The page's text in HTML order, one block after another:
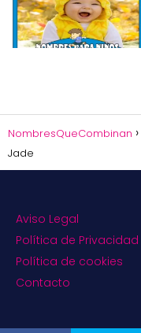
NombresQueCombinan
Jade
Aviso Legal
Política de Privacidad
Política de cookies
Contacto